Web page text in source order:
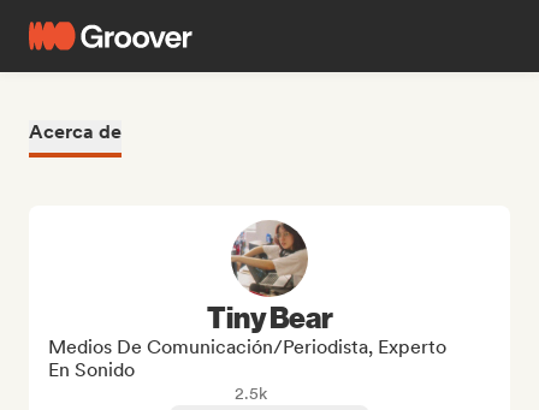
Acerca de
Tiny Bear
Medios De Comunicación/Periodista, Experto
En Sonido
2.5k